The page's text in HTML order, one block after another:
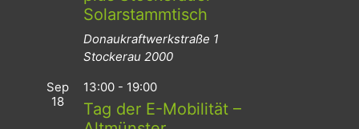
Solarstammtisch
Donaukraftwerkstraße 1
Stockerau 2000
Sep
18
13:00 - 19:00
Tag der E-Mobilität –